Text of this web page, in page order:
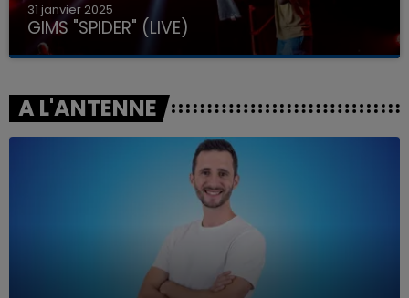
31 janvier 2025
GIMS "SPIDER" (LIVE)
A L'ANTENNE